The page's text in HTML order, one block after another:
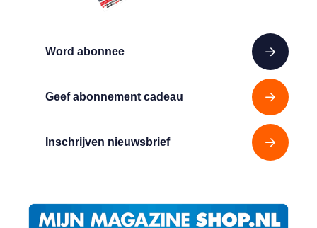
Word abonnee
Geef abonnement cadeau
Inschrijven nieuwsbrief